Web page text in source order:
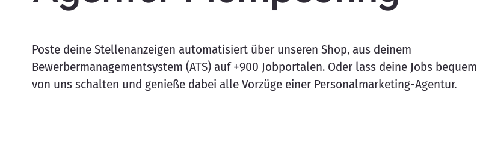
Poste deine Stellenanzeigen automatisiert über unseren Shop, aus deinem
Bewerbermanagementsystem (ATS) auf +900 Jobportalen. Oder lass deine Jobs bequem
von uns schalten und genieße dabei alle Vorzüge einer Personalmarketing-Agentur.